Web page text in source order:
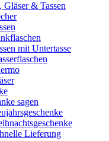
Gläser & Tassen
mit Untertasse
sagen
Lieferung